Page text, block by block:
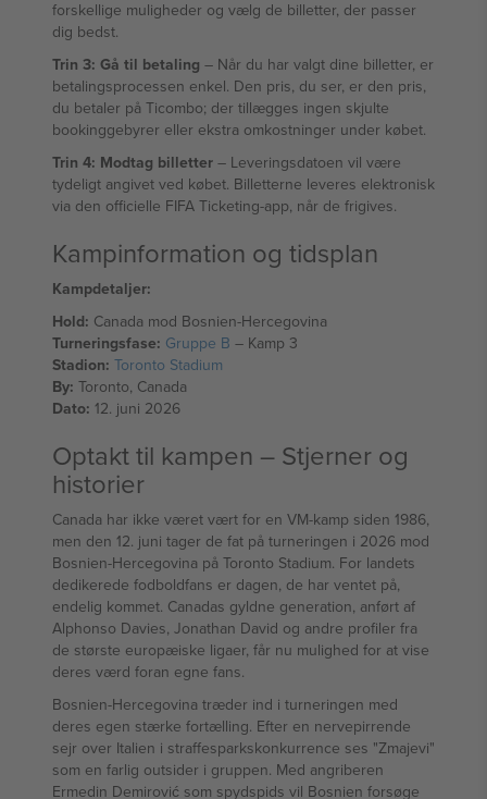
forskellige muligheder og vælg de billetter, der passer
dig bedst.
Trin 3: Gå til betaling – Når du har valgt dine billetter, er
betalingsprocessen enkel. Den pris, du ser, er den pris,
du betaler på Ticombo; der tillægges ingen skjulte
bookinggebyrer eller ekstra omkostninger under købet.
Trin 4: Modtag billetter – Leveringsdatoen vil være
tydeligt angivet ved købet. Billetterne leveres elektronisk
via den officielle FIFA Ticketing-app, når de frigives.
Kampinformation og tidsplan
Kampdetaljer:
Hold: Canada mod Bosnien-Hercegovina
Turneringsfase: Gruppe B – Kamp 3
Stadion: Toronto Stadium
By: Toronto, Canada
Dato: 12. juni 2026
Optakt til kampen – Stjerner og
historier
Canada har ikke været vært for en VM-kamp siden 1986,
men den 12. juni tager de fat på turneringen i 2026 mod
Bosnien-Hercegovina på Toronto Stadium. For landets
dedikerede fodboldfans er dagen, de har ventet på,
endelig kommet. Canadas gyldne generation, anført af
Alphonso Davies, Jonathan David og andre profiler fra
de største europæiske ligaer, får nu mulighed for at vise
deres værd foran egne fans.
Bosnien-Hercegovina træder ind i turneringen med
deres egen stærke fortælling. Efter en nervepirrende
sejr over Italien i straffesparkskonkurrence ses "Zmajevi"
som en farlig outsider i gruppen. Med angriberen
Ermedin Demirović som spydspids vil Bosnien forsøge